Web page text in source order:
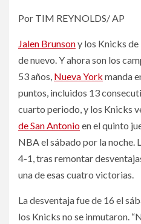
Por TIM REYNOLDS/ AP
Jalen Brunsony los Knicks
de nuevo. Y ahora son los
53 años, Nueva York manda
puntos, incluidos 13
cuarto periodo, y los Knicks
de San Antonioen el quinto
NBA el sábado por la noche.
4-1, tras remontar
una de esas cuatro victorias.
La desventaja fue de 16 el
los Knicks no se inmutaron.